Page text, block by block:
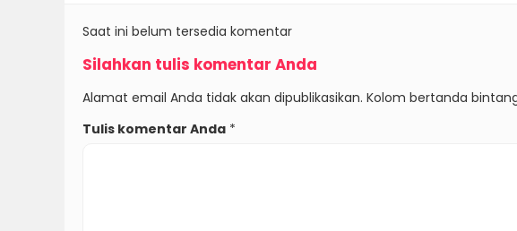
Saat ini belum tersedia komentar
Silahkan tulis komentar Anda
Alamat email Anda tidak akan dipublikasikan. Kolom bertanda
Tulis komentar Anda *